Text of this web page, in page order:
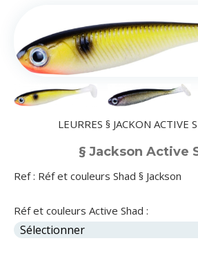
LEURRES § JACKON ACTIVE
§ Jackson Active
Ref : Réf et couleurs Shad § Jackson
Réf et couleurs Active Shad :